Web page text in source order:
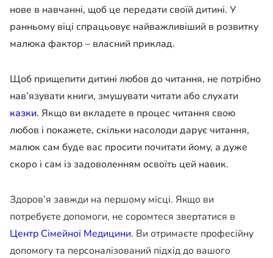
нове в навчанні, щоб це передати своїй дитині. У
ранньому віці спрацьовує найважливіший в розвитку
малюка фактор – власний приклад.
Щоб прищепити дитині любов до читання, не потрібно
нав’язувати книги, змушувати читати або слухати
казки. Якщо ви вкладете в процес читання свою
любов і покажете, скільки насолоди дарує читання,
малюк сам буде вас просити почитати йому, а дуже
скоро і сам із задоволенням освоїть цей навик.
Здоров’я завжди на першому місці. Якщо ви
потребуєте допомоги, не соромтеся звертатися в
Центр Сімейної Медицини. Ви отримаєте професійну
допомогу та персоналізований підхід до вашого